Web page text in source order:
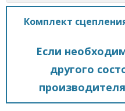
Комплект
Если
другого